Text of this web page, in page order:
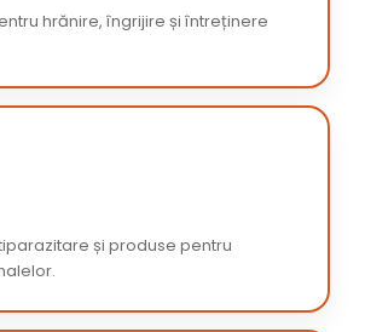
hrănire, îngrijire și întreținere
și produse pentru